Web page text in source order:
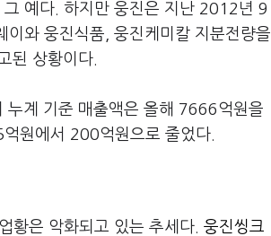
예다. 하지만 웅진은 지난 2012년 9
와 웅진식품, 웅진케미칼 지분전량을
된 상황이다.
누계 기준 매출액은 올해 7666억원을
원에서 200억원으로 줄었다.
황은 악화되고 있는 추세다. 웅진씽크